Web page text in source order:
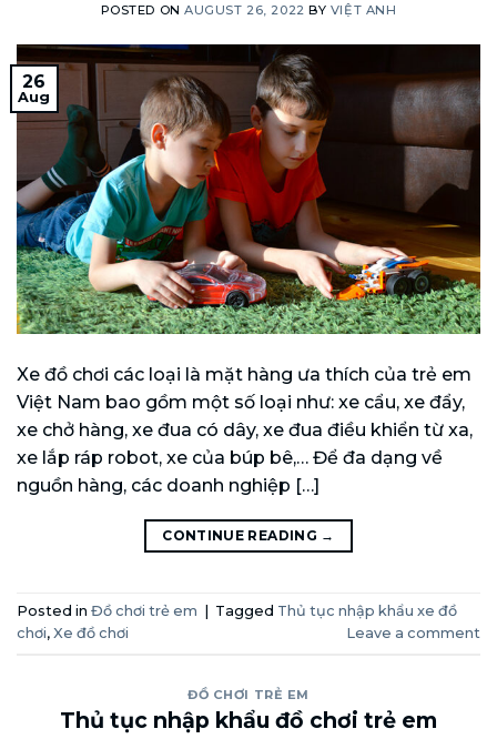
POSTED ONAUGUST 26, 2022 BY VIỆT ANH
26
Aug
Xe đồ chơi các loại là mặt hàng ưa thích của trẻ em
Việt Nam bao gồm một số loại như: xe cẩu, xe đẩy,
xe chở hàng, xe đua có dây, xe đua điều khiển từ xa,
xe lắp ráp robot, xe của búp bê,… Để đa dạng về
nguồn hàng, các doanh nghiệp […]
CONTINUE READING →
Posted in Đồ chơi trẻ em Tagged Thủ tục nhập khẩu xe đồ
chơi, Xe đồ chơi Leave a comment
ĐỒ CHƠI TRẺ EM
Thủ tục nhập khẩu đồ chơi trẻ em